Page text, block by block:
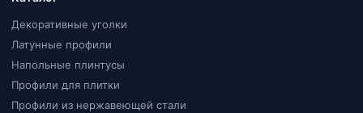
Декоративные уголки
Латунные профили
Напольные плинтусы
Профили для плитки
Профили из нержавеющей стали